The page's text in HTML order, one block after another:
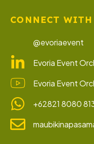
CONNECT WITH
@evoriaevent
Evoria Event
Evoria Event
+62821 8080